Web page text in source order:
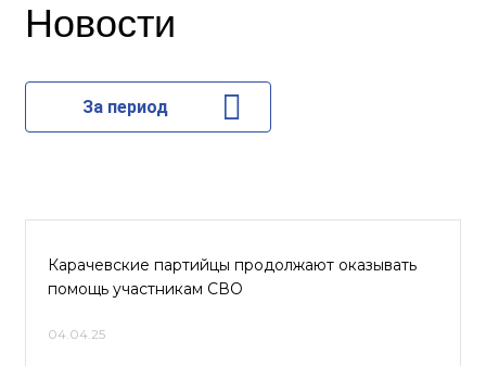
Новости
За период
Карачевские партийцы продолжают оказывать
помощь участникам СВО
04.04.25